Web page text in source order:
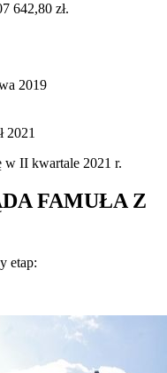
642,80 zł.
2019
2021
w II kwartale 2021 r.
FAMUŁA Z
etap: